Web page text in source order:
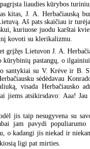
liaudies kūrybos
kitas, J. A. Herbačiauską
Aš pats skaičiau ir
kuriuose juodu karštai
kovoti su klerikalizmu.
grįžęs Lietuvon J. A.
pastangų, o ilgainiui
santykiai su V. Krėve ir B.
sėdėdavau
visada Herbačiausko
atsikirsdavo: Aaa! Jau
jis taip nesugyvena su
jam pavydi
o kadangi jis niekad ir
ligi pat mirties.